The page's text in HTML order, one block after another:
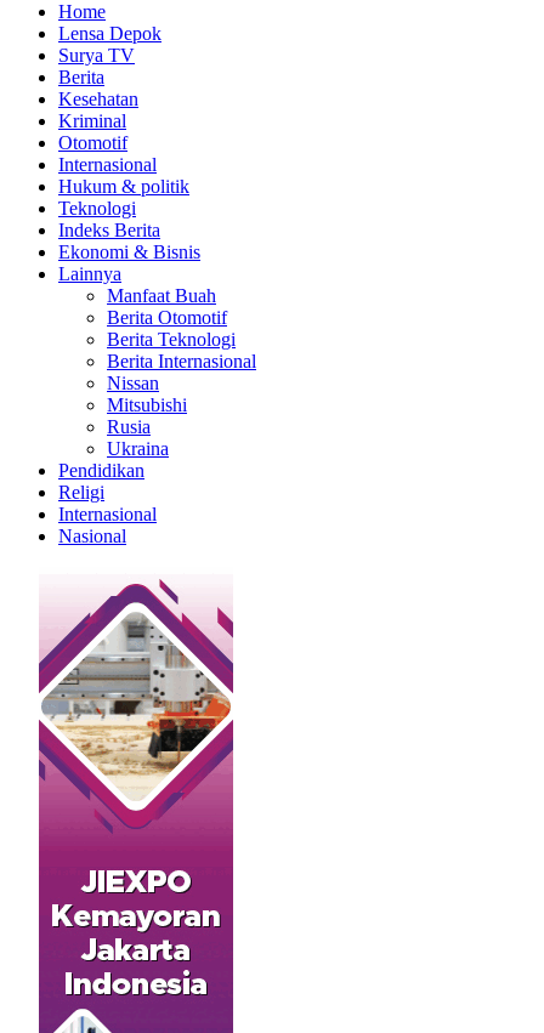
Home
Lensa Depok
Surya TV
Berita
Kesehatan
Kriminal
Otomotif
Internasional
Hukum & politik
Teknologi
Indeks Berita
Ekonomi & Bisnis
Lainnya
Manfaat Buah
Berita Otomotif
Berita Teknologi
Berita Internasional
Nissan
Mitsubishi
Rusia
Ukraina
Pendidikan
Religi
Internasional
Nasional